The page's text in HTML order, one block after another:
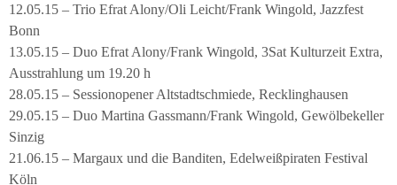
12.05.15 – Trio Efrat Alony/Oli Leicht/Frank Wingold, Jazzfest
Bonn
13.05.15 – Duo Efrat Alony/Frank Wingold, 3Sat Kulturzeit Extra,
Ausstrahlung um 19.20 h
28.05.15 – Sessionopener Altstadtschmiede, Recklinghausen
29.05.15 – Duo Martina Gassmann/Frank Wingold, Gewölbekeller
Sinzig
21.06.15 – Margaux und die Banditen, Edelweißpiraten Festival
Köln